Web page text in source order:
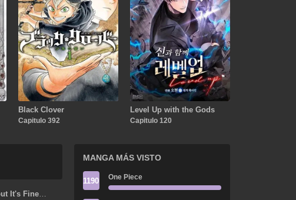
Black Clover
Capitulo 392
Level Up with the Gods
Capitulo 120
It's Fine
MANGA MÁS VISTO
1190 One Piece